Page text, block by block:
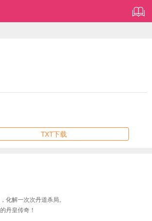
TXT下载
解一次次丹道杀局。
丹皇传奇！